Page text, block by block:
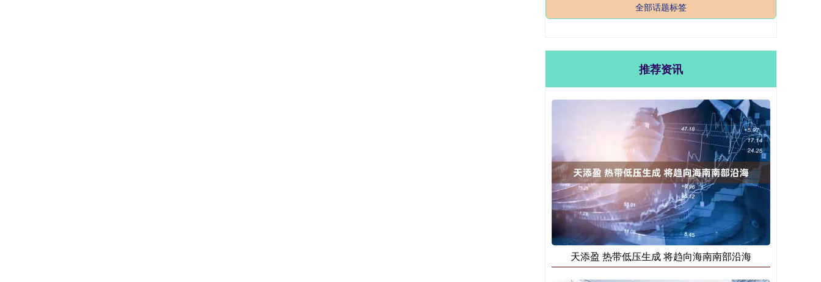
全部话题标签
推荐资讯
天添盈 热带低压生成 将趋向海南南部沿海